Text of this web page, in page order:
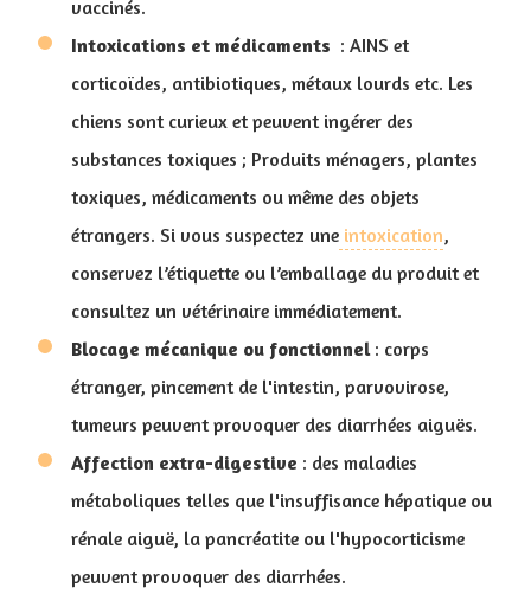
vaccinés.
Intoxications et médicaments : AINS et
corticoïdes, antibiotiques, métaux lourds etc. Les
chiens sont curieux et peuvent ingérer des
substances toxiques ; Produits ménagers, plantes
toxiques, médicaments ou même des objets
étrangers. Si vous suspectez une intoxication,
conservez l’étiquette ou l’emballage du produit et
consultez un vétérinaire immédiatement.
Blocage mécanique ou fonctionnel : corps
étranger, pincement de l'intestin, parvovirose,
tumeurs peuvent provoquer des diarrhées aiguës.
Affection extra-digestive : des maladies
métaboliques telles que l'insuffisance hépatique ou
rénale aiguë, la pancréatite ou l'hypocorticisme
peuvent provoquer des diarrhées.